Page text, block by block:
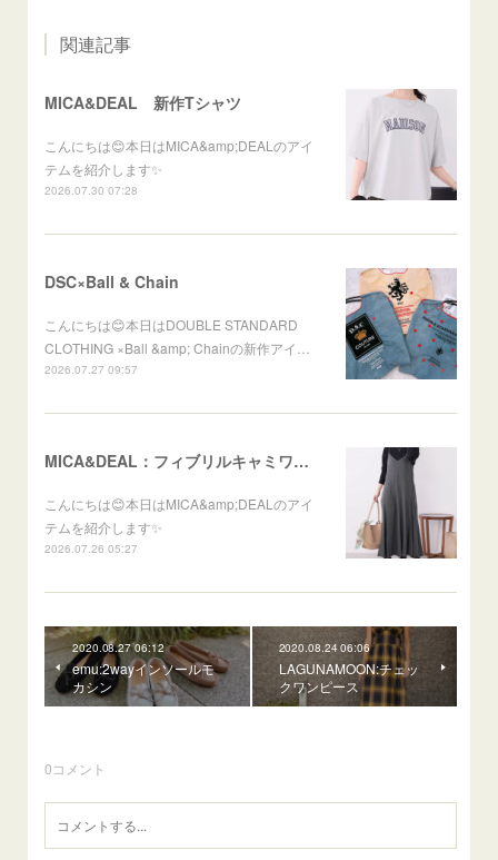
関連記事
MICA&DEAL 新作Tシャツ
こんにちは😊本日はMICA&amp;DEALのアイ
テムを紹介します✨
2026.07.30 07:28
DSC×Ball & Chain
こんにちは😊本日はDOUBLE STANDARD
CLOTHING ×Ball &amp; Chainの新作アイ…
2026.07.27 09:57
MICA&DEAL：フィブリルキャミワンピース
こんにちは😊本日はMICA&amp;DEALのアイ
テムを紹介します✨
2026.07.26 05:27
2020.08.27 06:12
emu:2wayインソールモ
カシン
2020.08.24 06:06
LAGUNAMOON:チェッ
クワンピース
0コメント